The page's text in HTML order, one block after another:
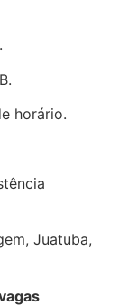
horário.
Juatuba,